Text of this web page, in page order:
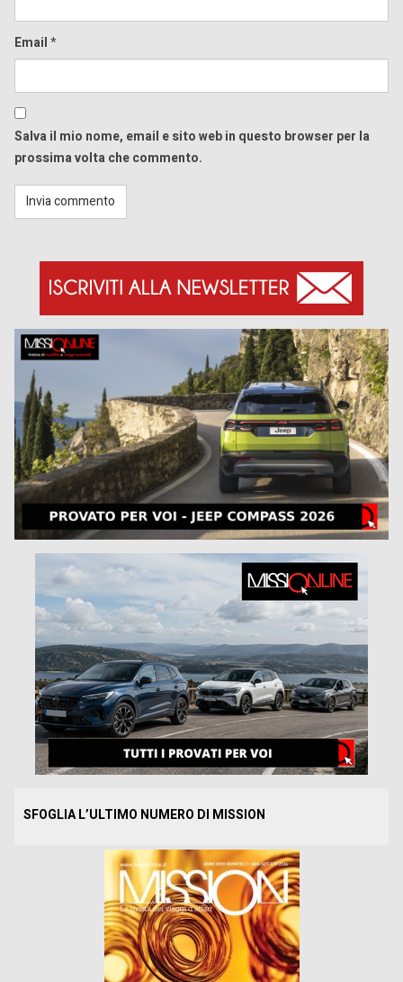
Email*
Salva il mio nome, email e sito web in questo browser per la
prossima volta che commento.
SFOGLIA L’ULTIMO NUMERO DI MISSION